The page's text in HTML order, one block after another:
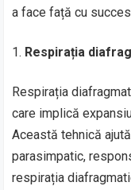
a face față cu
Respirația
Respirația
care implică
Această tehnică
parasimpatic,
respirația